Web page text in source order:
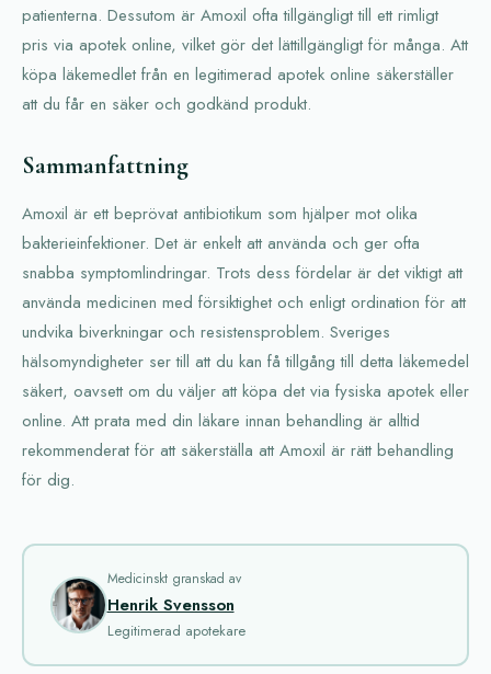
patienterna. Dessutom är Amoxil ofta tillgängligt till ett rimligt
pris via apotek online, vilket gör det lättillgängligt för många. Att
köpa läkemedlet från en legitimerad apotek online säkerställer
att du får en säker och godkänd produkt.
Sammanfattning
Amoxil är ett beprövat antibiotikum som hjälper mot olika
bakterieinfektioner. Det är enkelt att använda och ger ofta
snabba symptomlindringar. Trots dess fördelar är det viktigt att
använda medicinen med försiktighet och enligt ordination för att
undvika biverkningar och resistensproblem. Sveriges
hälsomyndigheter ser till att du kan få tillgång till detta läkemedel
säkert, oavsett om du väljer att köpa det via fysiska apotek eller
online. Att prata med din läkare innan behandling är alltid
rekommenderat för att säkerställa att Amoxil är rätt behandling
för dig.
Medicinskt granskad av
Henrik Svensson
Legitimerad apotekare